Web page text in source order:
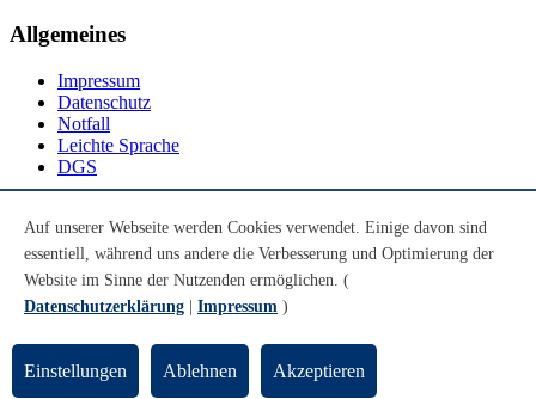
Allgemeines
Impressum
Datenschutz
Notfall
Leichte Sprache
DGS
Youtube
Instagram
LinkedIn
© Universität Bremen 2026
Auf unserer Webseite werden Cookies verwendet. Einige davon sind
essentiell, während uns andere die Verbesserung und Optimierung der
Website im Sinne der Nutzenden ermöglichen. (
Datenschutzerklärung
Impressum )
Einstellungen Ablehnen Akzeptieren